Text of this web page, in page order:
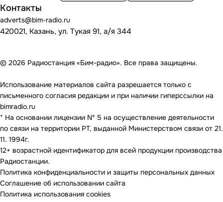
Контакты
adverts@bim-radio.ru
420021, Казань, ул. Тукая 91, а/я 344
© 2026 Радиостанция «Бим-радио». Все права защищены.
Использование материалов сайта разрешается только с
письменного согласия редакции и при наличии гиперссылки на
bimradio.ru
* На основании лицензии Nº 5 на осуществление деятельности
по связи на территории РТ, выданной Министерством связи от 21.
11. 1994г.
12+ возрастной идентификатор для всей продукции производства
Радиостанции.
Политика конфиденциальности и защиты персональных данных
Соглашение об использовании сайта
Политика использования cookies